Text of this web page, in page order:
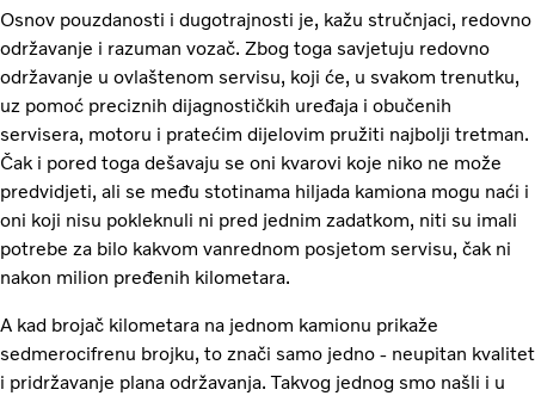
Osnov pouzdanosti i dugotrajnosti je, kažu stručnjaci, redovno
održavanje i razuman vozač. Zbog toga savjetuju redovno
održavanje u ovlaštenom servisu, koji će, u svakom trenutku,
uz pomoć preciznih dijagnostičkih uređaja i obučenih
servisera, motoru i pratećim dijelovim pružiti najbolji tretman.
Čak i pored toga dešavaju se oni kvarovi koje niko ne može
predvidjeti, ali se među stotinama hiljada kamiona mogu naći i
oni koji nisu pokleknuli ni pred jednim zadatkom, niti su imali
potrebe za bilo kakvom vanrednom posjetom servisu, čak ni
nakon milion pređenih kilometara.
A kad brojač kilometara na jednom kamionu prikaže
sedmerocifrenu brojku, to znači samo jedno - neupitan kvalitet
i pridržavanje plana održavanja. Takvog jednog smo našli i u